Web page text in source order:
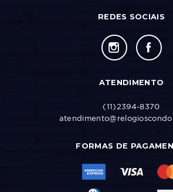
FORMAS DE
REDES SOCIAIS
ATENDIMENTO
(11)2394-8370